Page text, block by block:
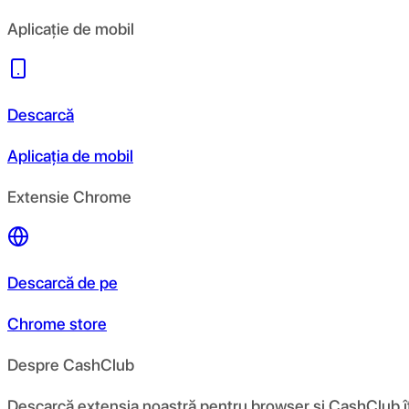
Aplicație de mobil
Descarcă
Aplicația de mobil
Extensie Chrome
Descarcă de pe
Chrome store
Despre CashClub